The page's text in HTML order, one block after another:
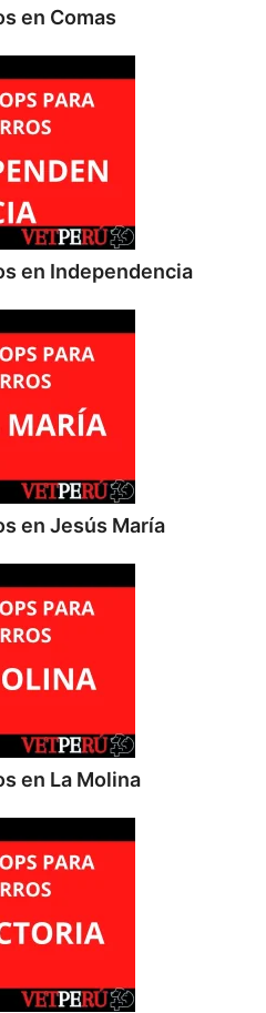
en Comas
en Independencia
en Jesús María
en La Molina